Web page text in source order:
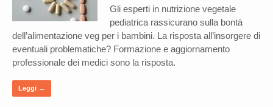
Gli esperti in nutrizione vegetale
pediatrica rassicurano sulla bontà
dell’alimentazione veg per i bambini. La risposta all’insorgere di
eventuali problematiche? Formazione e aggiornamento
professionale dei medici sono la risposta.
Leggi →